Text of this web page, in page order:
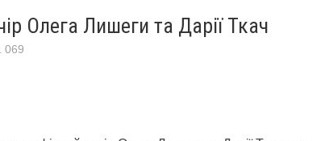
Олега Лишеги та Дарії Ткач
069